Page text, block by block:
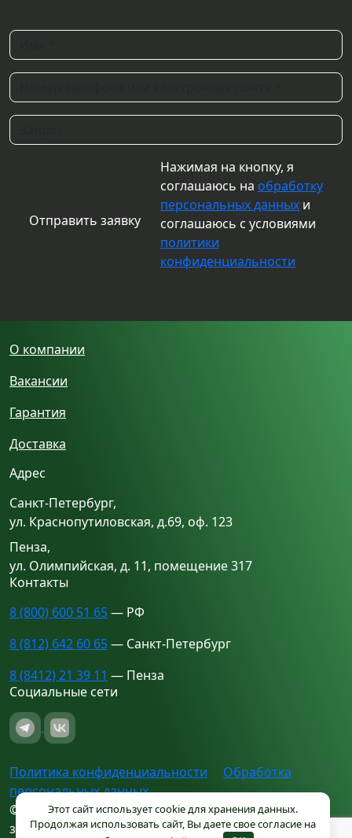
Нажимая на кнопку, я
соглашаюсь на обработку
персональных данных и
соглашаюсь с условиями
политики
конфиденциальности
О компании
Вакансии
Гарантия
Доставка
Адрес
Санкт-Петербург,
ул. Краснопутиловская, д.69, оф. 123
Пенза,
ул. Олимпийская, д. 11, помещение 317
Контакты
8 (800) 600 51 65— РФ
8 (812) 642 60 65— Санкт-Петербург
8 (8412) 21 39 11 — Пенза
Социальные сети
Политика конфиденциальности
Обработка
персональных данных
© 2013–2026 Складские технологии. Все права
защищены
Этот сайт использует cookie для хранения данных.
Продолжая использовать сайт, Вы даете свое согласие на